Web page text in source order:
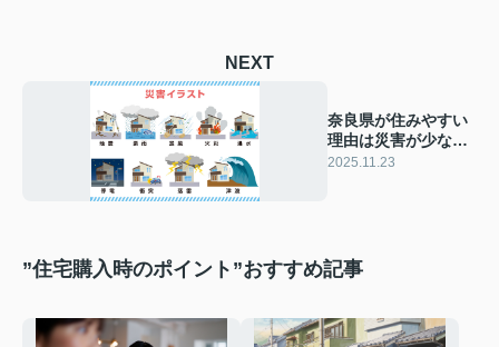
NEXT
奈良県が住みやすい
理由は災害が少ない
から？過去の災害事
2025.11.23
”住宅購入時のポイント”おすすめ記事